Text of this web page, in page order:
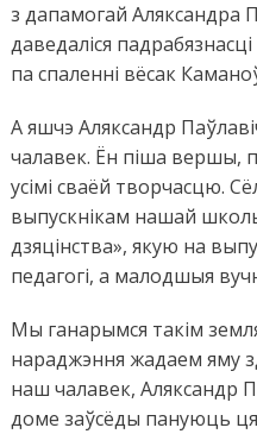
з дапамогай Аляксандра
даведаліся
па спаленні вёсак
А яшчэ Аляксандр
чалавек. Ён піша вершы,
усімі сваёй творчасцю.
выпускнікам нашай
дзяцінства», якую на
педагогі, а малодшыя
Мы ганарымся такім
нараджэння жадаем яму
наш чалавек, Аляксандр
доме заўсёды пануюць